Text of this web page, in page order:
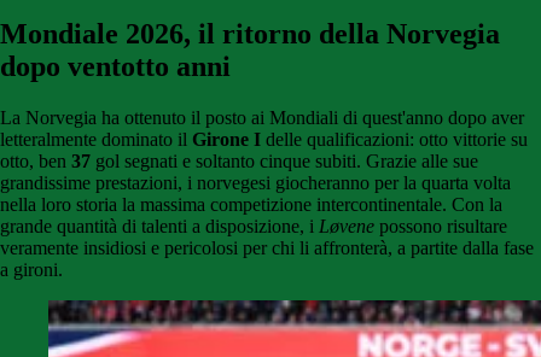
Mondiale 2026, il ritorno della Norvegia
dopo ventotto anni
La Norvegia ha ottenuto il posto ai Mondiali di quest'anno dopo aver
letteralmente dominato il Girone I delle qualificazioni: otto vittorie su
otto, ben 37 gol segnati e soltanto cinque subiti. Grazie alle sue
grandissime prestazioni, i norvegesi giocheranno per la quarta volta
nella loro storia la massima competizione intercontinentale. Con la
grande quantità di talenti a disposizione, i Løvene possono risultare
veramente insidiosi e pericolosi per chi li affronterà, a partite dalla fase
a gironi.